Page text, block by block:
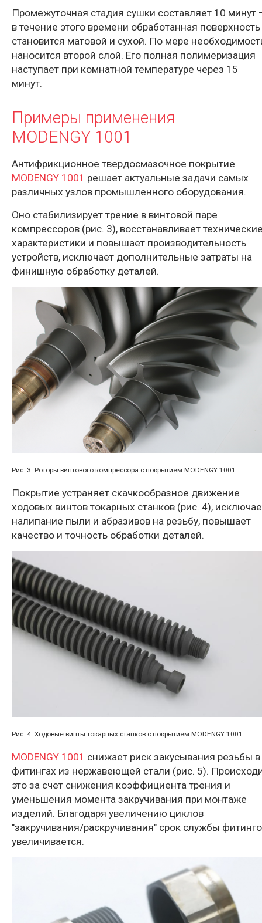
Промежуточная стадия сушки составляет 10 минут
в течение этого времени обработанная поверхность
становится матовой и сухой. По мере
наносится второй слой. Его полная полимеризация
наступает при комнатной температуре через 15
минут.
Примеры применения
MODENGY 1001
Антифрикционное твердосмазочное покрытие
MODENGY 1001 решает актуальные задачи самых
различных узлов промышленного оборудования.
Оно стабилизирует трение в винтовой паре
компрессоров (рис. 3), восстанавливает
характеристики и повышает производительность
устройств, исключает дополнительные затраты на
финишную обработку деталей.
Рис. 3. Роторы винтового компрессора с покрытием MODENGY 1001
Покрытие устраняет скачкообразное движение
ходовых винтов токарных станков (рис. 4),
налипание пыли и абразивов на резьбу, повышает
качество и точность обработки деталей.
Рис. 4. Ходовые винты токарных станков с покрытием MODENGY 1001
MODENGY 1001 снижает риск закусывания резьбы в
фитингах из нержавеющей стали (рис. 5).
это за счет снижения коэффициента трения и
уменьшения момента закручивания при монтаже
изделий. Благодаря увеличению циклов
"закручивания/раскручивания" срок службы
увеличивается.